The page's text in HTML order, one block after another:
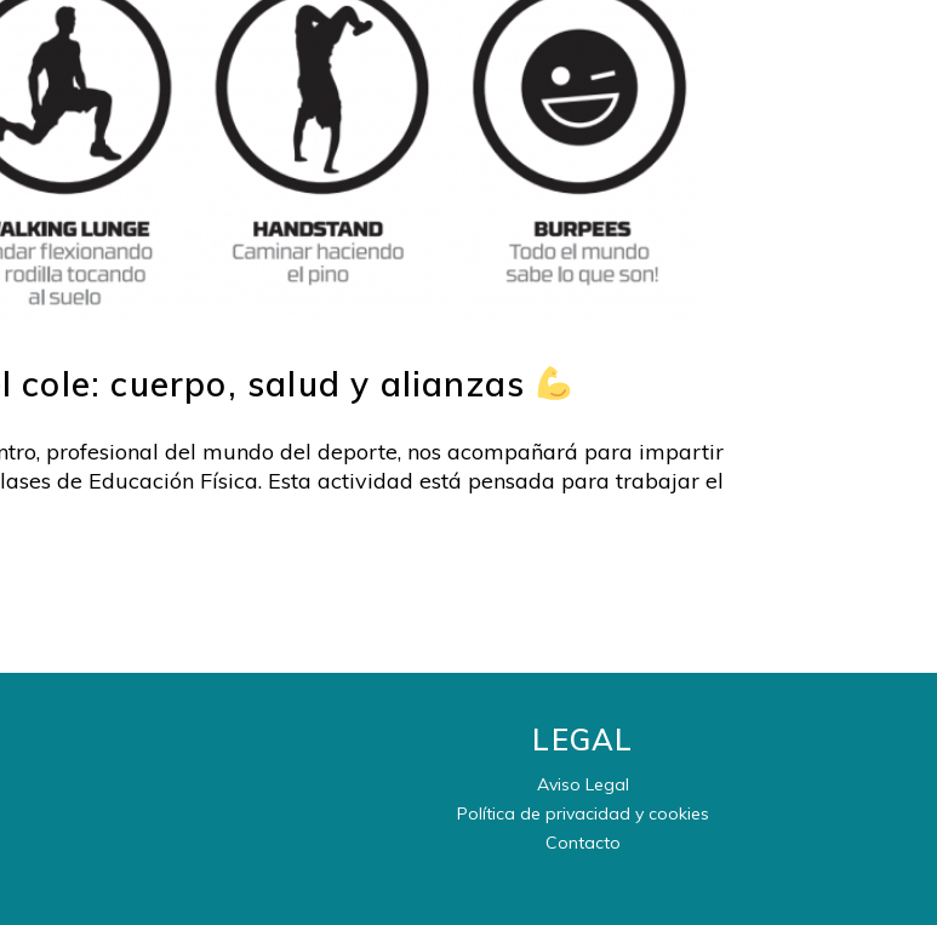
cuerpo, salud y alianzas
profesional del mundo del deporte, nos acompañará para impartir
de Educación Física. Esta actividad está pensada para trabajar el
LEGAL
Aviso Legal
Política de privacidad y cookies
Contacto